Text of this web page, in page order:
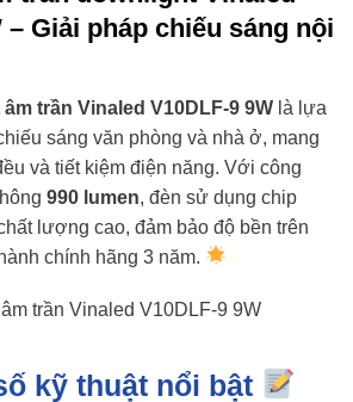
– Giải pháp chiếu sáng nội
trần Vinaled V10DLF-9 9W là lựa
sáng văn phòng và nhà ở, mang
và tiết kiệm điện năng. Với công
990 lumen, đèn sử dụng chip
lượng cao, đảm bảo độ bền trên
chính hãng 3 năm.
kỹ thuật nổi bật